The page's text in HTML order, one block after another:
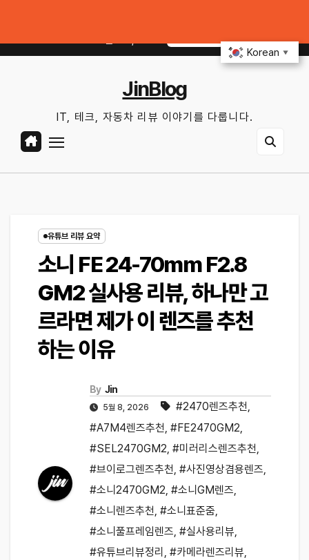
JinBlog
IT, 테크, 자동차 리뷰 이야기를 다룹니다.
유튜브 리뷰 요약
소니 FE 24-70mm F2.8
GM2 실사용 리뷰, 하나만 고
르라면 제가 이 렌즈를 추천
하는 이유
By Jin
5월 8, 2026 #2470렌즈추천,
#A7M4렌즈추천, #FE2470GM2,
#SEL2470GM2, #미러리스렌즈추천,
#브이로그렌즈추천, #사진영상겸용렌즈,
#소니2470GM2, #소니GM렌즈,
#소니렌즈추천, #소니표준줌,
#소니풀프레임렌즈, #실사용리뷰,
#유튜브리뷰정리 , #카메라렌즈리뷰,
Korean ▼